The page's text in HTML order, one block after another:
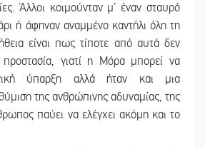
Άλλοι κοιμούνταν μ’ έναν σταυρό
ή άφηναν αναμμένο καντήλι όλη τη
είναι πως τίποτε από αυτά δεν
γιατί η Μόρα μπορεί να
ύπαρξη αλλά ήταν και μια
της ανθρώπινης αδυναμίας, της
παύει να ελέγχει ακόμη και το